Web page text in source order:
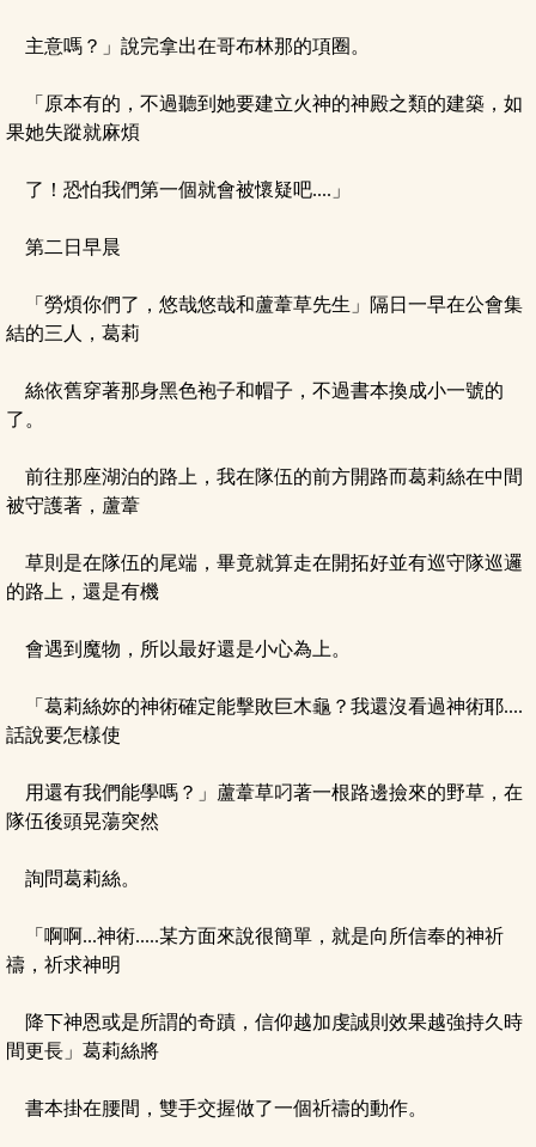
主意嗎？」說完拿出在哥布林那的項圈。
「原本有的，不過聽到她要建立火神的神殿之類的建築，如
果她失蹤就麻煩
了！恐怕我們第一個就會被懷疑吧....」
第二日早晨
「勞煩你們了，悠哉悠哉和蘆葦草先生」隔日一早在公會集
結的三人，葛莉
絲依舊穿著那身黑色袍子和帽子，不過書本換成小一號的
了。
前往那座湖泊的路上，我在隊伍的前方開路而葛莉絲在中間
被守護著，蘆葦
草則是在隊伍的尾端，畢竟就算走在開拓好並有巡守隊巡邏
的路上，還是有機
會遇到魔物，所以最好還是小心為上。
「葛莉絲妳的神術確定能擊敗巨木龜？我還沒看過神術耶....
話說要怎樣使
用還有我們能學嗎？」蘆葦草叼著一根路邊撿來的野草，在
隊伍後頭晃蕩突然
詢問葛莉絲。
「啊啊...神術.....某方面來說很簡單，就是向所信奉的神祈
禱，祈求神明
降下神恩或是所謂的奇蹟，信仰越加虔誠則效果越強持久時
間更長」葛莉絲將
書本掛在腰間，雙手交握做了一個祈禱的動作。